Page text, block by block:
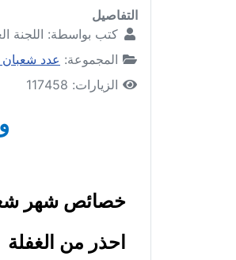
التفاصيل
كتب بواسطة: اللجنة
المجموعة: عدد شعبان 1439هـ
الزيارات: 117458
خصائص شهر
احذر من الغفلة